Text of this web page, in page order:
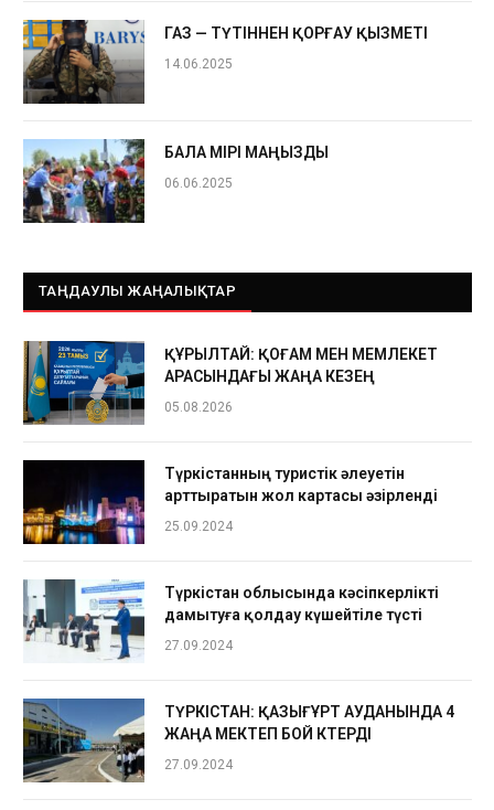
ГАЗ — ТҮТІННЕН ҚОРҒАУ ҚЫЗМЕТІ
14.06.2025
БАЛА ӨМІРІ МАҢЫЗДЫ
06.06.2025
ТАҢДАУЛЫ ЖАҢАЛЫҚТАР
ҚҰРЫЛТАЙ: ҚОҒАМ МЕН МЕМЛЕКЕТ
АРАСЫНДАҒЫ ЖАҢА КЕЗЕҢ
05.08.2026
Түркістанның туристік әлеуетін
арттыратын жол картасы әзірленді
25.09.2024
Түркістан облысында кәсіпкерлікті
дамытуға қолдау күшейтіле түсті
27.09.2024
ТҮРКІСТАН: ҚАЗЫҒҰРТ АУДАНЫНДА 4
ЖАҢА МЕКТЕП БОЙ КӨТЕРДІ
27.09.2024